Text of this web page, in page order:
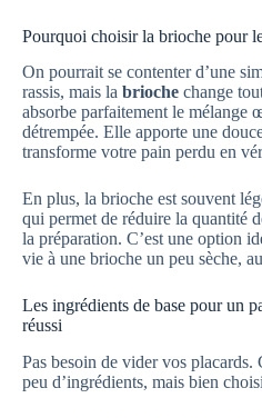
Pourquoi choisir la brioche pour
On pourrait se contenter d’une
rassis, mais la brioche change
absorbe parfaitement le mélange
détrempée. Elle apporte une
transforme votre pain perdu en
En plus, la brioche est souvent
qui permet de réduire la quantité
la préparation. C’est une option
vie à une brioche un peu sèche,
Les ingrédients de base pour un
réussi
Pas besoin de vider vos placards.
peu d’ingrédients, mais bien